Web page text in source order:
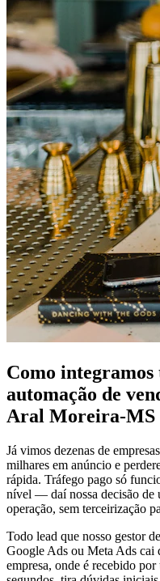
Como
automação de
Aral Moreira-MS
Já vimos dezenas de
milhares em anúncio e
rápida. Tráfego pago só
nível — daí nossa decisão de
operação, sem terceirização
Todo lead que nosso gestor
Google Ads ou Meta Ads cai
empresa, onde é recebido